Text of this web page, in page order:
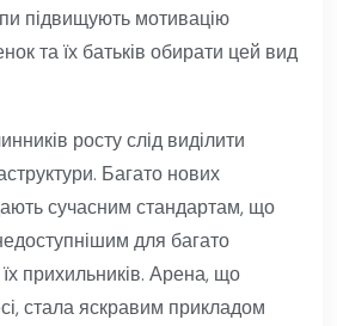
підвищують мотивацію
та їх батьків обирати цей вид
росту слід виділити
Багато нових
сучасним стандартам, що
для багато
прихильників. Арена, що
стала яскравим прикладом